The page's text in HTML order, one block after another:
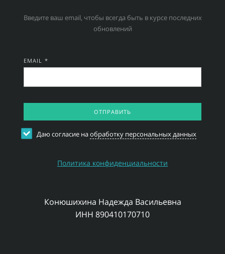
Введите ваш email, чтобы всегда быть в курсе последних
обновлений
EMAIL *
ОТПРАВИТЬ
Даю согласие наобработку персональных данных
Политика конфиденциальности
Конюшихина Надежда Васильевна
ИНН 890410170710